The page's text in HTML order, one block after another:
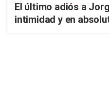
El último adiós a
intimidad y en